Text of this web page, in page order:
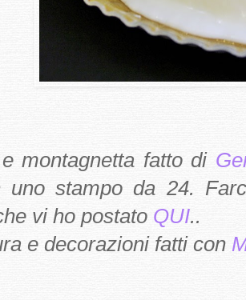
montagnetta fatto di
uno stampo da 24.
vi ho postato QUI..
e decorazioni fatti con